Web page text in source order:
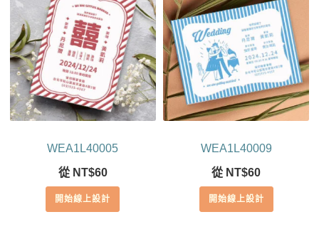
WEA1L40005
從 NT$60
開始線上設計
WEA1L40009
從 NT$60
開始線上設計